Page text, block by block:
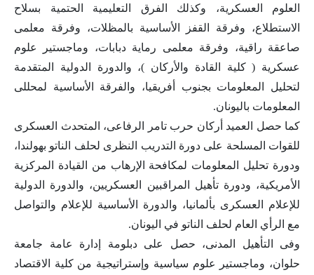
العلوم العسكرية، وكذلك الفرق التعليمية الحتمية بسلاح
الاستطلاع، وفرقة القفز الأساسية بالمظلات، وفرقة معلمى
صاعقة راقية، وفرقة معلمى رماية دبابات، وماجستير علوم
عسكرية ( كلية القادة والأركان )، والدورة الدولية المتقدمة
لتحليل المعلومات بجنوب أفريقيا، والفرقة الأساسية لمحللى
المعلومات باليونان.
كما حصل العميد أركان حرب تامر الرفاعى، المتحدث العسكرى
للقوات المسلحة على دورة التدريب النظرى لحلف الناتو بهولندا،
ودورة تحليل المعلومات لمكافحة الإرهاب من القيادة المركزية
الأمريكية، ودورة تأهيل المراقبين العسكريين، والدورة الدولية
للإعلام العسكرى بألمانيا، والدورة الأساسية للإعلام والتواصل
مع الرأي العام لحلف الناتو في اليونان.
وفى التأهيل المدنى، حصل على دبلومة إدارة عامة جامعة
حلوان، وماجستير علوم سياسية وإستراتيجية من كلية الاقتصاد